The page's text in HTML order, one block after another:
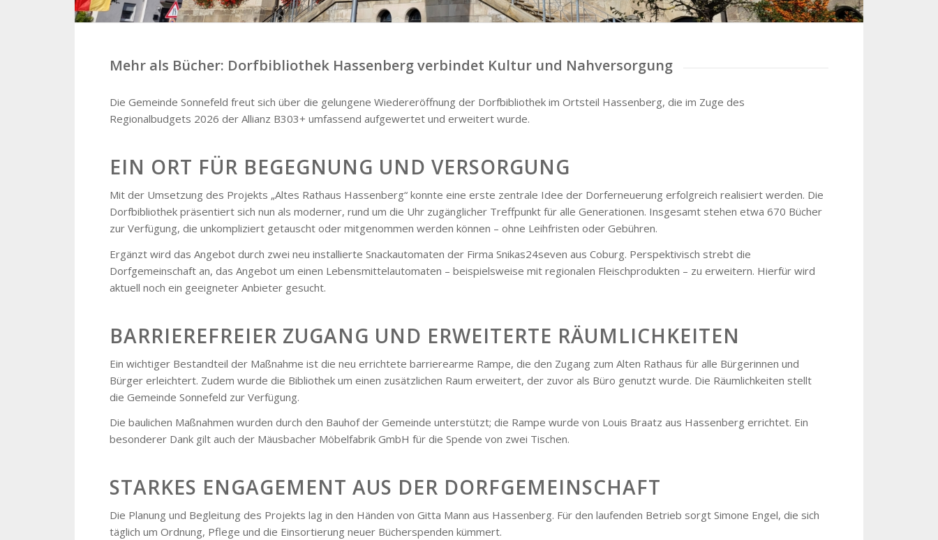
Mehr als Bücher: Dorfbibliothek Hassenberg verbindet Kultur und Nahversorgung
Die Gemeinde Sonnefeld freut sich über die gelungene Wiedereröffnung der Dorfbibliothek im Ortsteil Hassenberg, die im Zuge des
Regionalbudgets 2026 der Allianz B303+ umfassend aufgewertet und erweitert wurde.
EIN ORT FÜR BEGEGNUNG UND VERSORGUNG
Mit der Umsetzung des Projekts „Altes Rathaus Hassenberg“ konnte eine erste zentrale Idee der Dorferneuerung erfolgreich realisiert werden. Die
Dorfbibliothek präsentiert sich nun als moderner, rund um die Uhr zugänglicher Treffpunkt für alle Generationen. Insgesamt stehen etwa 670 Bücher
zur Verfügung, die unkompliziert getauscht oder mitgenommen werden können – ohne Leihfristen oder Gebühren.
Ergänzt wird das Angebot durch zwei neu installierte Snackautomaten der Firma Snikas24seven aus Coburg. Perspektivisch strebt die
Dorfgemeinschaft an, das Angebot um einen Lebensmittelautomaten – beispielsweise mit regionalen Fleischprodukten – zu erweitern. Hierfür wird
aktuell noch ein geeigneter Anbieter gesucht.
BARRIEREFREIER ZUGANG UND ERWEITERTE RÄUMLICHKEITEN
Ein wichtiger Bestandteil der Maßnahme ist die neu errichtete barrierearme Rampe, die den Zugang zum Alten Rathaus für alle Bürgerinnen und
Bürger erleichtert. Zudem wurde die Bibliothek um einen zusätzlichen Raum erweitert, der zuvor als Büro genutzt wurde. Die Räumlichkeiten stellt
die Gemeinde Sonnefeld zur Verfügung.
Die baulichen Maßnahmen wurden durch den Bauhof der Gemeinde unterstützt; die Rampe wurde von Louis Braatz aus Hassenberg errichtet. Ein
besonderer Dank gilt auch der Mäusbacher Möbelfabrik GmbH für die Spende von zwei Tischen.
STARKES ENGAGEMENT AUS DER DORFGEMEINSCHAFT
Die Planung und Begleitung des Projekts lag in den Händen von Gitta Mann aus Hassenberg. Für den laufenden Betrieb sorgt Simone Engel, die sich
täglich um Ordnung, Pflege und die Einsortierung neuer Bücherspenden kümmert.